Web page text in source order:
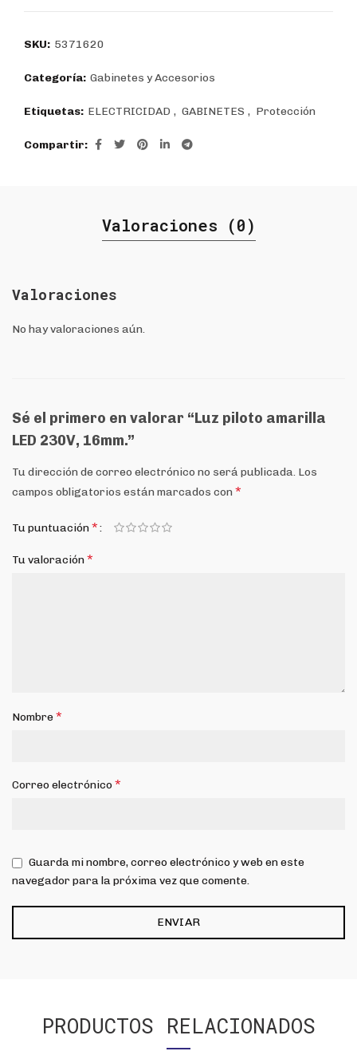
SKU: 5371620
Categoría: Gabinetes y Accesorios
Etiquetas: ELECTRICIDAD , GABINETES , Protección
Compartir
Valoraciones (0)
Valoraciones
No hay valoraciones aún.
Sé el primero en valorar “Luz piloto amarilla
LED 230V, 16mm.”
Tu dirección de correo electrónico no será publicada. Los
campos obligatorios están marcados con *
Tu puntuación*
Tu valoración*
Nombre*
Correo electrónico*
Guarda mi nombre, correo electrónico y web en este
navegador para la próxima vez que comente.
PRODUCTOS RELACIONADOS